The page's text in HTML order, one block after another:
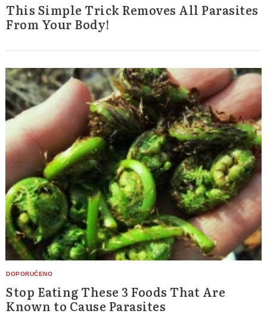
This Simple Trick Removes All Parasites
From Your Body!
Stop Eating These 3 Foods That Are
Known to Cause Parasites
Search